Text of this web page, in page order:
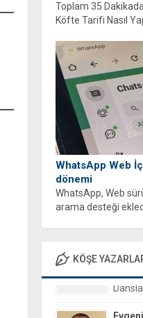
Toplam 35
Köfte Tarifi Nasıl
WhatsApp Web
dönemi
WhatsApp, Web
arama desteği
KÖŞE
15